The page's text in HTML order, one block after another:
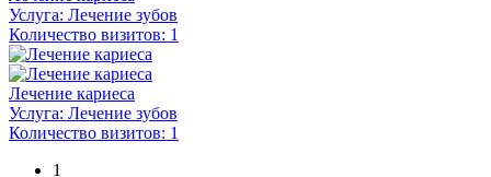
Услуга: Лечение зубов
Количество визитов: 1
Лечение кариеса
Услуга: Лечение зубов
Количество визитов: 1
1